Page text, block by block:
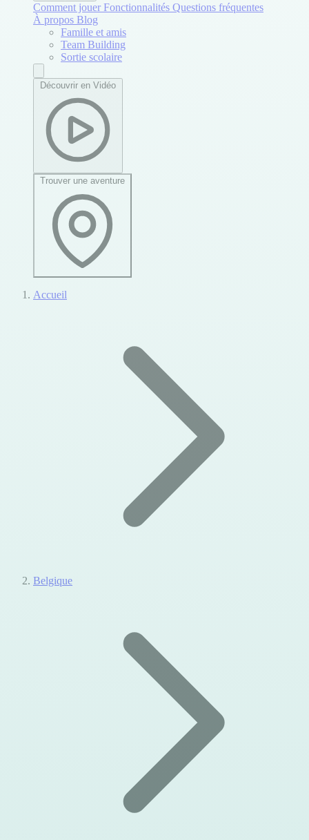
Comment jouer Fonctionnalités Questions fréquentes
À propos Blog
Famille et amis
Team Building
Sortie scolaire
Découvrir en Vidéo
Trouver une aventure
Accueil
Belgique